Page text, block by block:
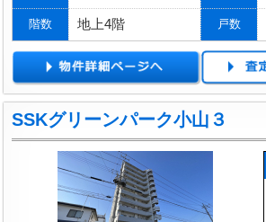
階数 地上4階 戸数
SSKグリーンパーク小山３